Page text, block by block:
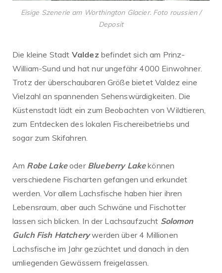
Eisige Szenerie am Worthington Glacier. Foto roussien /
Deposit
Die kleine Stadt Valdez befindet sich am Prinz-
William-Sund und hat nur ungefähr 4000 Einwohner.
Trotz der überschaubaren Größe bietet Valdez eine
Vielzahl an spannenden Sehenswürdigkeiten. Die
Küstenstadt lädt ein zum Beobachten von Wildtieren,
zum Entdecken des lokalen Fischereibetriebs und
sogar zum Skifahren.
Am Robe Lakeoder Blueberry Lakekönnen
verschiedene Fischarten gefangen und erkundet
werden. Vor allem Lachsfische haben hier ihren
Lebensraum, aber auch Schwäne und Fischotter
lassen sich blicken. In der Lachsaufzucht Solomon
Gulch Fish Hatcherywerden über 4 Millionen
Lachsfische im Jahr gezüchtet und danach in den
umliegenden Gewässern freigelassen.